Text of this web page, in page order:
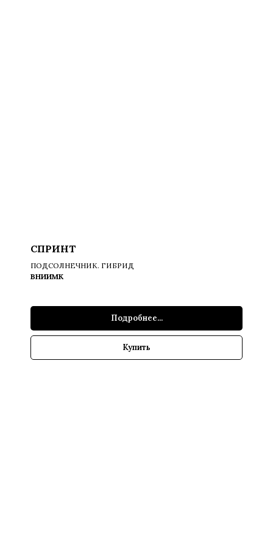
СПРИНТ
ПОДСОЛНЕЧНИК. ГИБРИД
ВНИИМК
Подробнее...
Купить